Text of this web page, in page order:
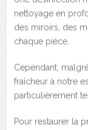
nettoyage en
des miroirs, des
chaque pièce.
Cependant,
fraîcheur à notre
particulièrement
Pour restaurer la